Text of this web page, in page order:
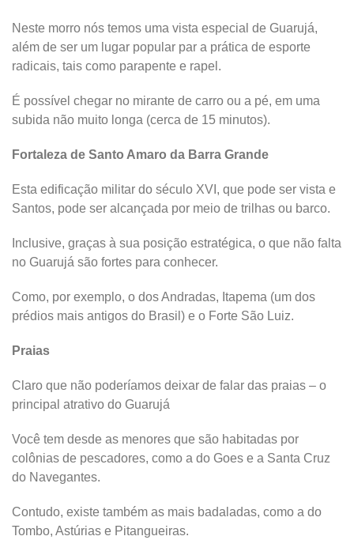
Neste morro nós temos uma vista especial de Guarujá,
além de ser um lugar popular par a prática de esporte
radicais, tais como parapente e rapel.
É possível chegar no mirante de carro ou a pé, em uma
subida não muito longa (cerca de 15 minutos).
Fortaleza de Santo Amaro da Barra Grande
Esta edificação militar do século XVI, que pode ser vista e
Santos, pode ser alcançada por meio de trilhas ou barco.
Inclusive, graças à sua posição estratégica, o que não falta
no Guarujá são fortes para conhecer.
Como, por exemplo, o dos Andradas, Itapema (um dos
prédios mais antigos do Brasil) e o Forte São Luiz.
Praias
Claro que não poderíamos deixar de falar das praias – o
principal atrativo do Guarujá
Você tem desde as menores que são habitadas por
colônias de pescadores, como a do Goes e a Santa Cruz
do Navegantes.
Contudo, existe também as mais badaladas, como a do
Tombo, Astúrias e Pitangueiras.